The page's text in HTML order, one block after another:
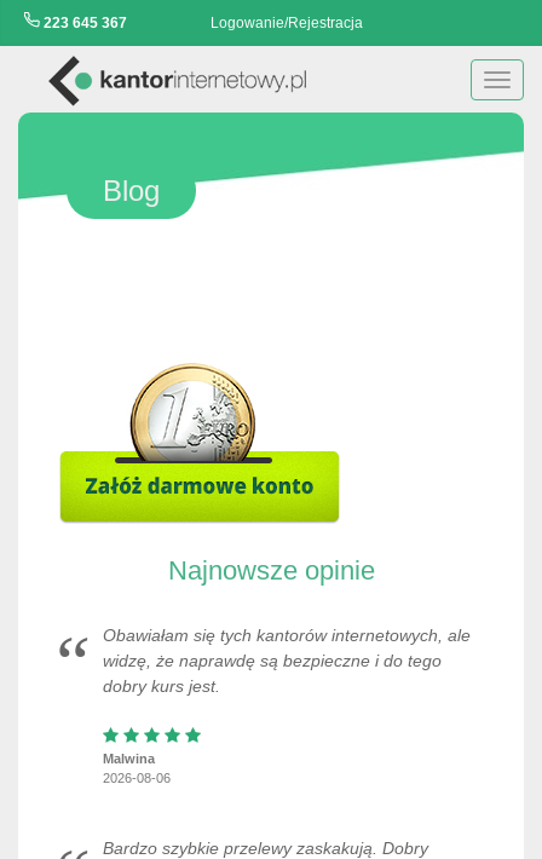
223 645 367 Logowanie/Rejestracja
Blog
Najnowsze opinie
Obawiałam się tych kantorów internetowych, ale
widzę, że naprawdę są bezpieczne i do tego
dobry kurs jest.
Malwina
2026-08-06
Bardzo szybkie przelewy zaskakują. Dobry